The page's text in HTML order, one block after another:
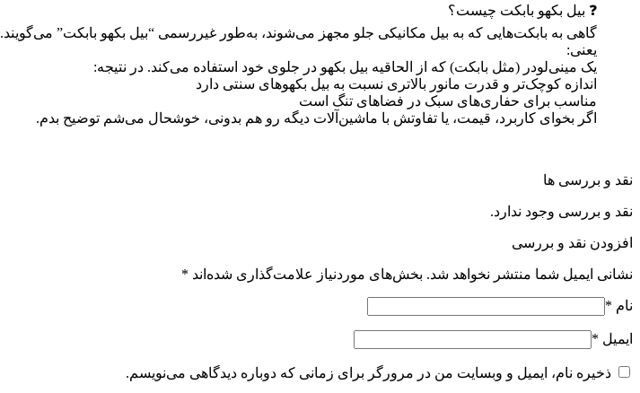
❓ بیل بکهو بابکت چیست؟
گاهی به بابکت‌هایی که به بیل مکانیکی جلو مجهز می‌شوند، به‌طور غیررسمی “بیل بکهو بابکت” می‌گویند.
یعنی:
یک مینی‌لودر (مثل بابکت) که از الحاقیه بیل بکهو در جلوی خود استفاده می‌کند. در نتیجه:
اندازه کوچک‌تر و قدرت مانور بالاتری نسبت به بیل بکهوهای سنتی دارد
مناسب برای حفاری‌های سبک در فضاهای تنگ است
اگر بخوای کاربرد، قیمت، یا تفاوتش با ماشین‌آلات دیگه رو هم بدونی، خوشحال می‌شم توضیح بدم.
نقد و بررسی ها
نقد و بررسی وجود ندارد.
افزودن نقد و بررسی
نشانی ایمیل شما منتشر نخواهد شد. بخش‌های موردنیاز علامت‌گذاری شده‌اند *
نام *
ایمیل *
ذخیره نام، ایمیل و وبسایت من در مرورگر برای زمانی که دوباره دیدگاهی می‌نویسم.